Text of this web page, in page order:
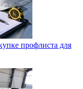
профлиста для